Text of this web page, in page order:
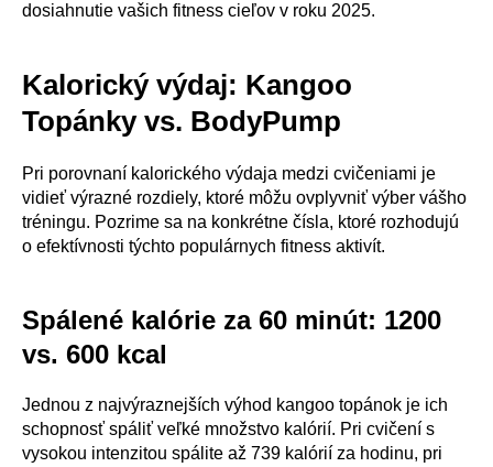
dosiahnutie vašich fitness cieľov v roku 2025.
Kalorický výdaj: Kangoo
Topánky vs. BodyPump
Pri porovnaní kalorického výdaja medzi cvičeniami je
vidieť výrazné rozdiely, ktoré môžu ovplyvniť výber vášho
tréningu. Pozrime sa na konkrétne čísla, ktoré rozhodujú
o efektívnosti týchto populárnych fitness aktivít.
Spálené kalórie za 60 minút: 1200
vs. 600 kcal
Jednou z najvýraznejších výhod kangoo topánok je ich
schopnosť spáliť veľké množstvo kalórií. Pri cvičení s
vysokou intenzitou spálite až 739 kalórií za hodinu, pri